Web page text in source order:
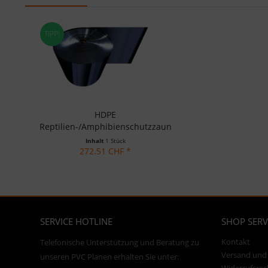
TIPP!
HDPE
Reptilien-/Amphibienschutzzaun
70cm
Inhalt 1 Stück
272.51 CHF *
SERVICE HOTLINE
Telefonische Unterstützung und Beratung zu
unseren PVC Planen erhalten Sie unter:
SHOP
Kontakt
Versand